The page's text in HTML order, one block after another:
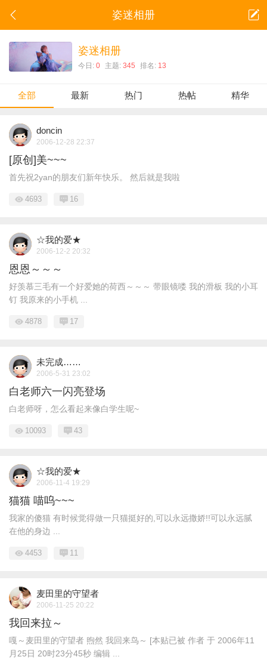
姿迷相册
姿迷相册
今日:0 主题:345 排名: 13
全部 最新 热门 热帖 精华
doncin
2006-12-28 22:37
[原创]美~~~
首先祝2yan的朋友们新年快乐。 然后就是我啦
4693 16
☆我的爱★
2006-12-2 20:32
恩恩～～～
好羡慕三毛有一个好爱她的荷西～～～ 带眼镜喽 我的滑板 我的小耳
钉 我原来的小手机 ...
4878 17
未完成……
2006-5-31 23:02
白老师六一闪亮登场
白老师呀，怎么看起来像白学生呢~
10093 43
☆我的爱★
2006-11-4 19:29
猫猫 喵呜~~~
我家的傻猫 有时候觉得做一只猫挺好的,可以永远撒娇!!可以永远腻
在他的身边 ...
4453 11
麦田里的守望者
2006-11-25 20:22
我回来拉～
嘎～麦田里的守望者 煦然 我回来鸟～ [本贴已被 作者 于 2006年11
月25日 20时23分45秒 编辑 ...